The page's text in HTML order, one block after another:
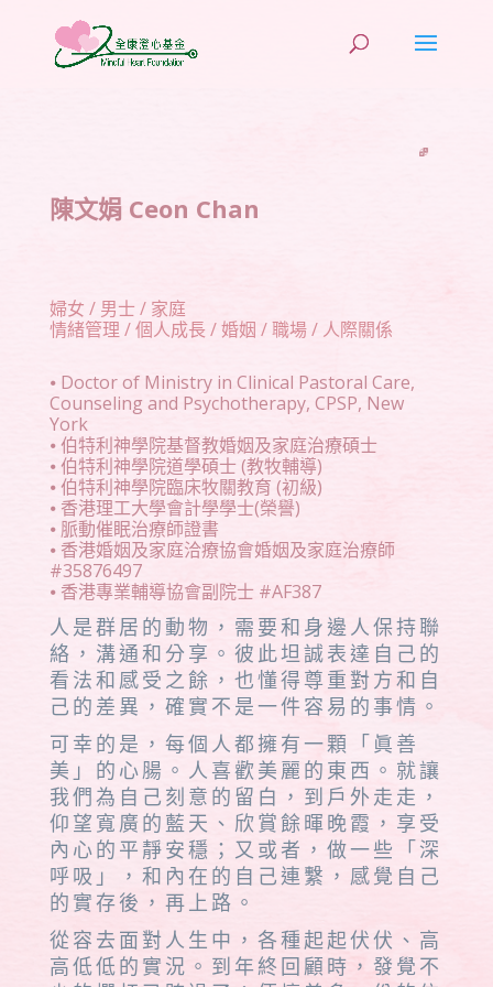
陳文娟 Ceon Chan
婦女 / 男士 / 家庭
情緒管理 / 個人成長 / 婚姻 / 職場 / 人際關係
⦁ Doctor of Ministry in Clinical Pastoral Care,
Counseling and Psychotherapy, CPSP, New
York
⦁ 伯特利神學院基督教婚姻及家庭治療碩士
⦁ 伯特利神學院道學碩士 (教牧輔導)
⦁ 伯特利神學院臨床牧關教育 (初級)
⦁ 香港理工大學會計學學士(榮譽)
⦁ 脈動催眠治療師證書
⦁ 香港婚姻及家庭洽療協會婚姻及家庭治療師
#35876497
⦁ 香港專業輔導協會副院士 #AF387
人是群居的動物，需要和身邊人保持聯
絡，溝通和分享。彼此坦誠表達自己的
看法和感受之餘，也懂得尊重對方和自
己的差異，確實不是一件容易的事情。
可幸的是，每個人都擁有一顆「眞善
美」的心腸。人喜歡美麗的東西。就讓
我們為自己刻意的留白，到戶外走走，
仰望寬廣的藍天、欣賞餘暉晚霞，享受
內心的平靜安穩；又或者，做一些「深
呼吸」，和內在的自己連繫，感覺自己
的實存後，再上路。
從容去面對人生中，各種起起伏伏、高
高低低的實況。到年終回顧時，發覺不